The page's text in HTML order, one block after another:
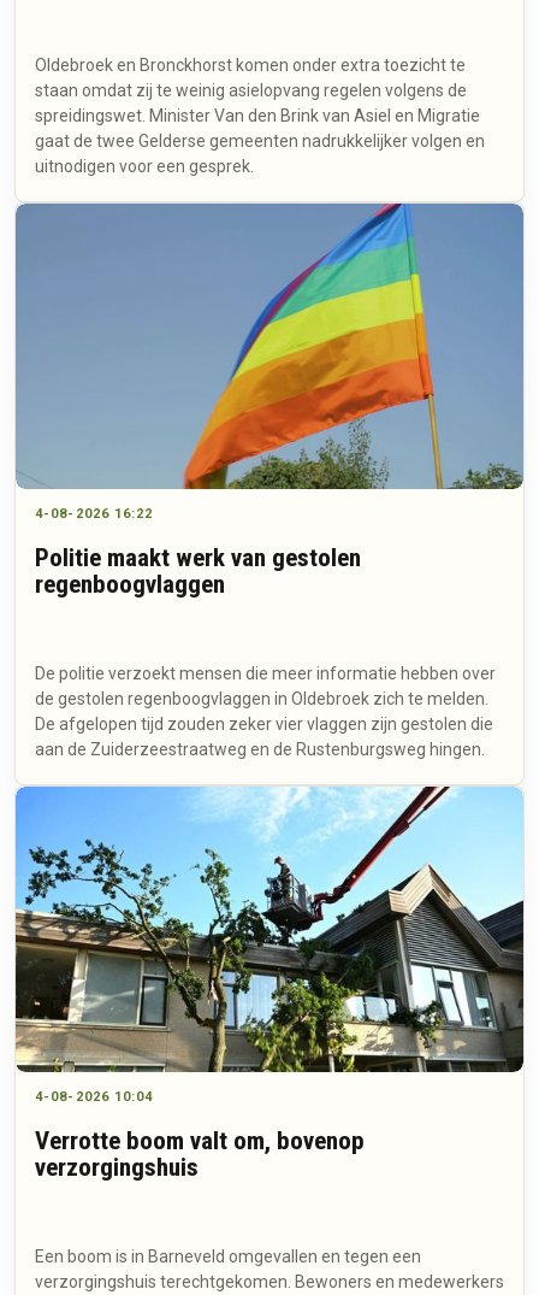
Oldebroek en Bronckhorst komen onder extra toezicht te
staan omdat zij te weinig asielopvang regelen volgens de
spreidingswet. Minister Van den Brink van Asiel en Migratie
gaat de twee Gelderse gemeenten nadrukkelijker volgen en
uitnodigen voor een gesprek.
4-08-2026 16:22
Politie maakt werk van gestolen
regenboogvlaggen
De politie verzoekt mensen die meer informatie hebben over
de gestolen regenboogvlaggen in Oldebroek zich te melden.
De afgelopen tijd zouden zeker vier vlaggen zijn gestolen die
aan de Zuiderzeestraatweg en de Rustenburgsweg hingen.
4-08-2026 10:04
Verrotte boom valt om, bovenop
verzorgingshuis
Een boom is in Barneveld omgevallen en tegen een
verzorgingshuis terechtgekomen. Bewoners en medewerkers